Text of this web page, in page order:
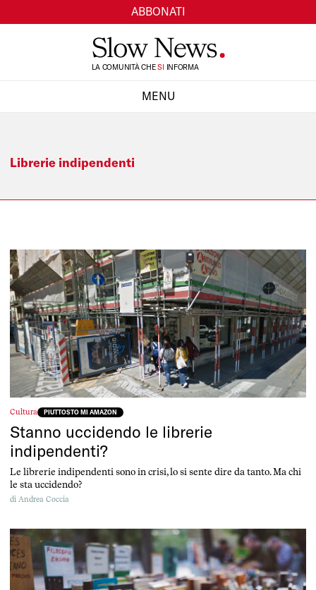
ABBONATI
LA COMUNITÀ CHE
TI
SI INFORMA
MENU
Librerie indipendenti
Cultura PIUTTOSTO MI AMAZON
Stanno uccidendo le librerie
indipendenti?
Le librerie indipendenti sono in crisi, lo si sente dire da tanto. Ma chi
le sta uccidendo?
di Andrea Coccia